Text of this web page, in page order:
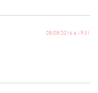
08/08/2016 à 19:31